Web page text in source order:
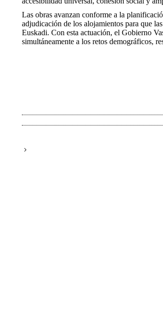
Las obras avanzan conforme a la
adjudicación de los alojamientos para que
Euskadi. Con esta actuación, el Gobierno
simultáneamente a los retos demográficos,